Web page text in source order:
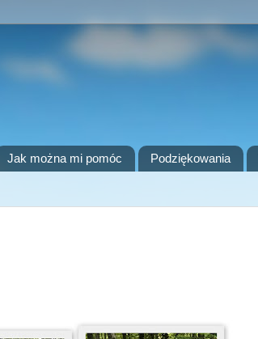
Jak można mi pomóc Podziękowania